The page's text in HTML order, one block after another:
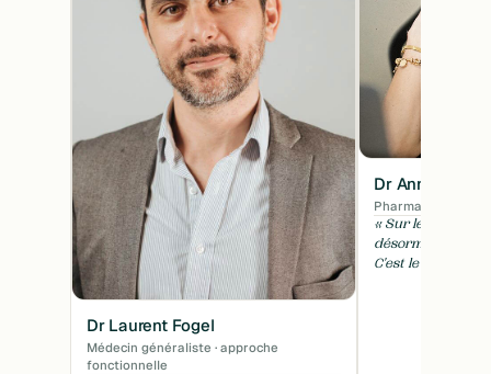
Dr Laurent Fogel
Médecin généraliste · approche
fonctionnelle
Dr Anne Lucas
Pharmacien ·
« Sur le même
désormais
C'est le paradis. »